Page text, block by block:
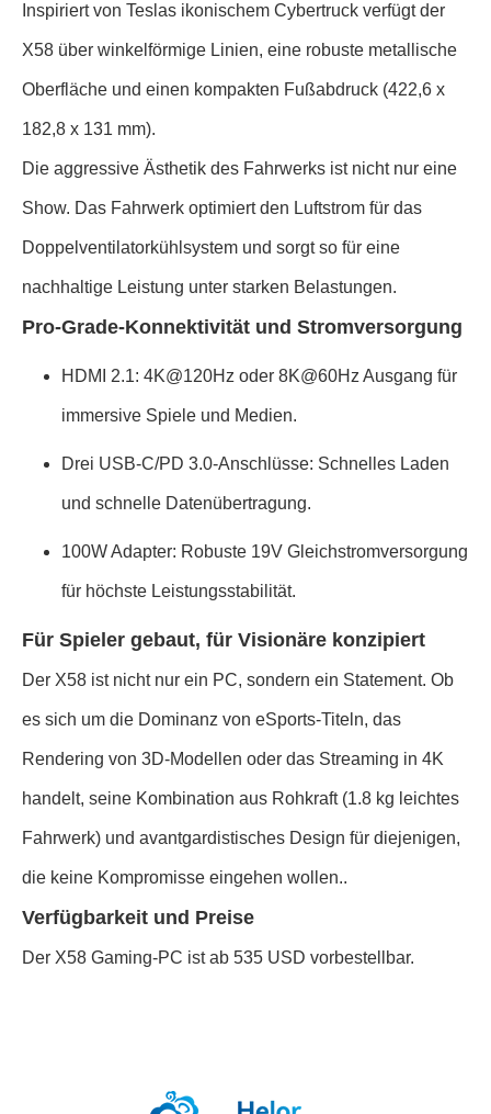
Inspiriert von Teslas ikonischem Cybertruck verfügt der
X58 über winkelförmige Linien, eine robuste metallische
Oberfläche und einen kompakten Fußabdruck (422,6 x
182,8 x 131 mm).
Die aggressive Ästhetik des Fahrwerks ist nicht nur eine
Show. Das Fahrwerk optimiert den Luftstrom für das
Doppelventilatorkühlsystem und sorgt so für eine
nachhaltige Leistung unter starken Belastungen.
Pro-Grade-Konnektivität und Stromversorgung
HDMI 2.1: 4K@120Hz oder 8K@60Hz Ausgang für
immersive Spiele und Medien.
Drei USB-C/PD 3.0-Anschlüsse: Schnelles Laden
und schnelle Datenübertragung.
100W Adapter: Robuste 19V Gleichstromversorgung
für höchste Leistungsstabilität.
Für Spieler gebaut, für Visionäre konzipiert
Der X58 ist nicht nur ein PC, sondern ein Statement. Ob
es sich um die Dominanz von eSports-Titeln, das
Rendering von 3D-Modellen oder das Streaming in 4K
handelt, seine Kombination aus Rohkraft (1.8 kg leichtes
Fahrwerk) und avantgardistisches Design für diejenigen,
die keine Kompromisse eingehen wollen..
Verfügbarkeit und Preise
Der X58 Gaming-PC ist ab 535 USD vorbestellbar.